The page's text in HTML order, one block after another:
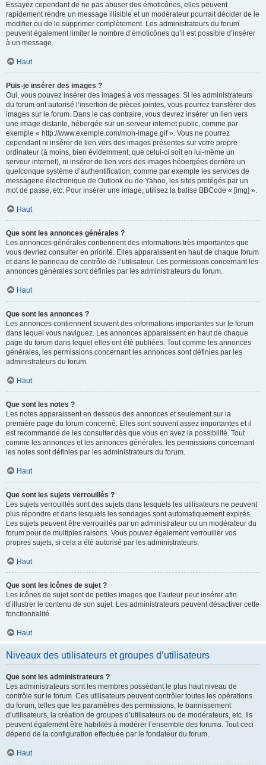
Essayez cependant de ne pas abuser des émoticônes, elles peuvent
rapidement rendre un message illisible et un modérateur pourrait décider de le
modifier ou de le supprimer complètement. Les administrateurs du forum
peuvent également limiter le nombre d’émoticônes qu’il est possible d’insérer
à un message.
Haut
Puis-je insérer des images ?
Oui, vous pouvez insérer des images à vos messages. Si les administrateurs
du forum ont autorisé l’insertion de pièces jointes, vous pourrez transférer des
images sur le forum. Dans le cas contraire, vous devrez insérer un lien vers
une image distante, hébergée sur un serveur internet public, comme par
exemple « http://www.exemple.com/mon-image.gif ». Vous ne pourrez
cependant ni insérer de lien vers des images présentes sur votre propre
ordinateur (à moins, bien évidemment, que celui-ci soit en lui-même un
serveur internet), ni insérer de lien vers des images hébergées derrière un
quelconque système d’authentification, comme par exemple les services de
messagerie électronique de Outlook ou de Yahoo, les sites protégés par un
mot de passe, etc. Pour insérer une image, utilisez la balise BBCode « [img] ».
Haut
Que sont les annonces générales ?
Les annonces générales contiennent des informations très importantes que
vous devriez consulter en priorité. Elles apparaissent en haut de chaque forum
et dans le panneau de contrôle de l’utilisateur. Les permissions concernant les
annonces générales sont définies par les administrateurs du forum.
Haut
Que sont les annonces ?
Les annonces contiennent souvent des informations importantes sur le forum
dans lequel vous naviguez. Les annonces apparaissent en haut de chaque
page du forum dans lequel elles ont été publiées. Tout comme les annonces
générales, les permissions concernant les annonces sont définies par les
administrateurs du forum.
Haut
Que sont les notes ?
Les notes apparaissent en dessous des annonces et seulement sur la
première page du forum concerné. Elles sont souvent assez importantes et il
est recommandé de les consulter dès que vous en avez la possibilité. Tout
comme les annonces et les annonces générales, les permissions concernant
les notes sont définies par les administrateurs du forum.
Haut
Que sont les sujets verrouillés ?
Les sujets verrouillés sont des sujets dans lesquels les utilisateurs ne peuvent
plus répondre et dans lesquels les sondages sont automatiquement expirés.
Les sujets peuvent être verrouillés par un administrateur ou un modérateur du
forum pour de multiples raisons. Vous pouvez également verrouiller vos
propres sujets, si cela a été autorisé par les administrateurs.
Haut
Que sont les icônes de sujet ?
Les icônes de sujet sont de petites images que l’auteur peut insérer afin
d’illustrer le contenu de son sujet. Les administrateurs peuvent désactiver cette
fonctionnalité.
Haut
Niveaux des utilisateurs et groupes d’utilisateurs
Que sont les administrateurs ?
Les administrateurs sont les membres possédant le plus haut niveau de
contrôle sur le forum. Ces utilisateurs peuvent contrôler toutes les opérations
du forum, telles que les paramètres des permissions, le bannissement
d’utilisateurs, la création de groupes d’utilisateurs ou de modérateurs, etc. Ils
peuvent également être habilités à modérer l’ensemble des forums. Tout ceci
dépend de la configuration effectuée par le fondateur du forum.
Haut